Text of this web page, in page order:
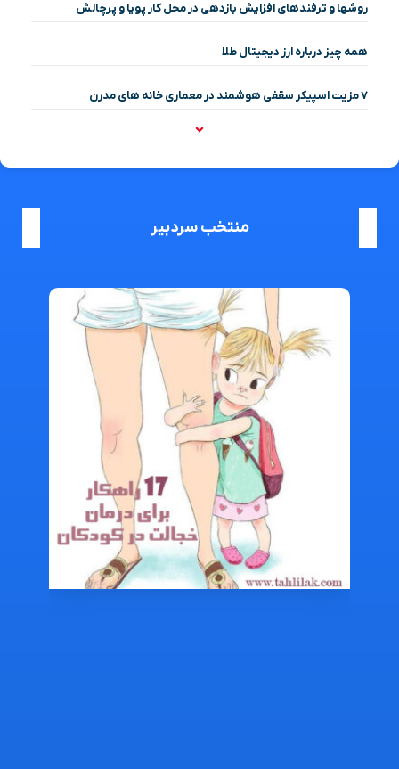
روشها و ترفندهای افزایش بازدهی در محل کار پویا و پرچالش
همه چیز درباره ارز دیجیتال طلا
۷ مزیت اسپیکر سقفی هوشمند در معماری خانه‌ های مدرن
منتخب سردبیر